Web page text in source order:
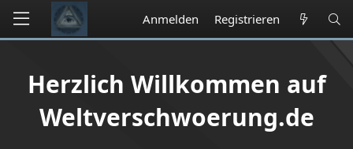
Anmelden Registrieren
Herzlich Willkommen auf
Weltverschwoerung.de